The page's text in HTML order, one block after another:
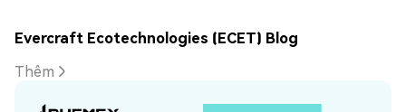
Evercraft Ecotechnologies (ECET) Blog
Thêm